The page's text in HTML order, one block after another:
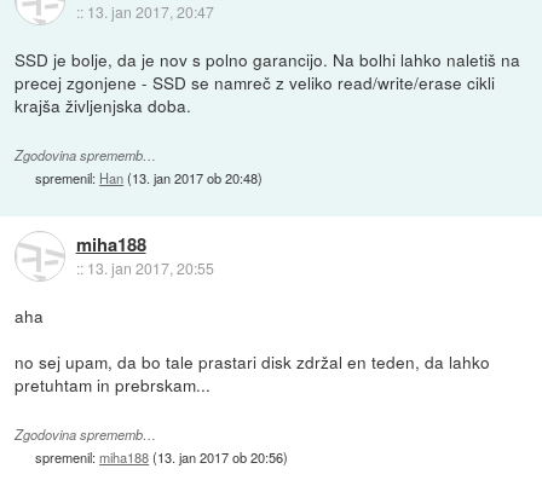
:: 13. jan 2017, 20:47
SSD je bolje, da je nov s polno garancijo. Na bolhi lahko naletiš na
precej zgonjene - SSD se namreč z veliko read/write/erase cikli
krajša življenjska doba.
Zgodovina sprememb…
spremenil: Han(13. jan 2017 ob 20:48)
miha188
:: 13. jan 2017, 20:55
aha
no sej upam, da bo tale prastari disk zdržal en teden, da lahko
pretuhtam in prebrskam...
Zgodovina sprememb…
spremenil:miha188(13. jan 2017 ob 20:56)